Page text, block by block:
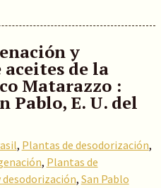
y
de la
Matarazzo :
Pablo, E. U. del
, Plantas de desodorización,
, Plantas de
, San Pablo